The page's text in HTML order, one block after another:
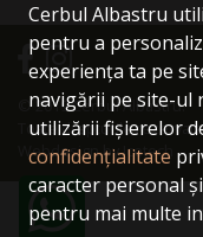
© 2019 Cerbul Albastru.
Toate drepturile
Webdesign by Icetech
Cerbul Albastru
pentru a
experiența ta pe
navigării pe site-ul
utilizării fișierelor
confidențialitate
caracter personal
pentru mai multe